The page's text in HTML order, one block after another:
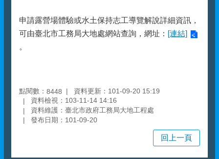
申請露營場體驗或水土保持志工導覽解說詳細資訊，
可由臺北市工務局大地處網站查詢，網址： [連結]
。
點閱數： 8448
資料更新：101-09-20 15:19
資料檢視：103-11-14 14:16
資料維護：臺北市政府工務局大地工程處
發布日期：101-09-20
回上一頁